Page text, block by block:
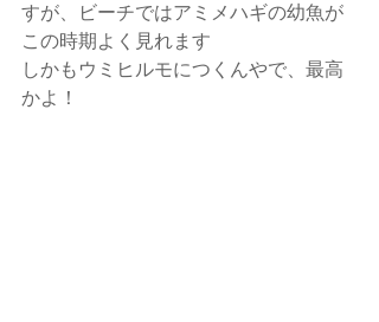
すが、ビーチではアミメハギの幼魚が
この時期よく見れます
しかもウミヒルモにつくんやで、最高
かよ！